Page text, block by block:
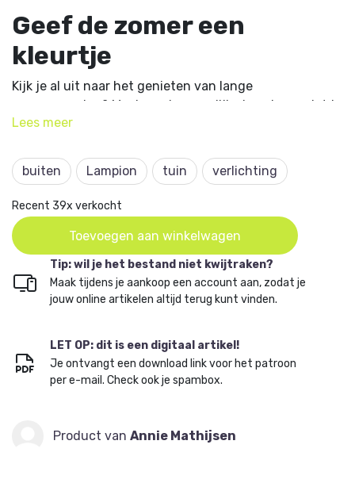
Geef de zomer een
kleurtje
Kijk je al uit naar het genieten van lange
zomeravonden? Maak nu deze vrolijke lampion zodat je
gezellige lichtjes voor balkon of tuin klaar hebt.
Dit artikel komt uitAan de Haak 40en is ontworpen
door Annie Mathijsen.
Lees meer
buiten Lampion tuin verlichting
Recent 39x verkocht
Toevoegen aan winkelwagen
Tip: wil je het bestand niet kwijtraken?
Maak tijdens je aankoop een account aan, zodat je
jouw online artikelen altijd terug kunt vinden.
LET OP: dit is een digitaal artikel!
Je ontvangt een download link voor het patroon
per e-mail. Check ook je spambox.
Product van Annie Mathijsen